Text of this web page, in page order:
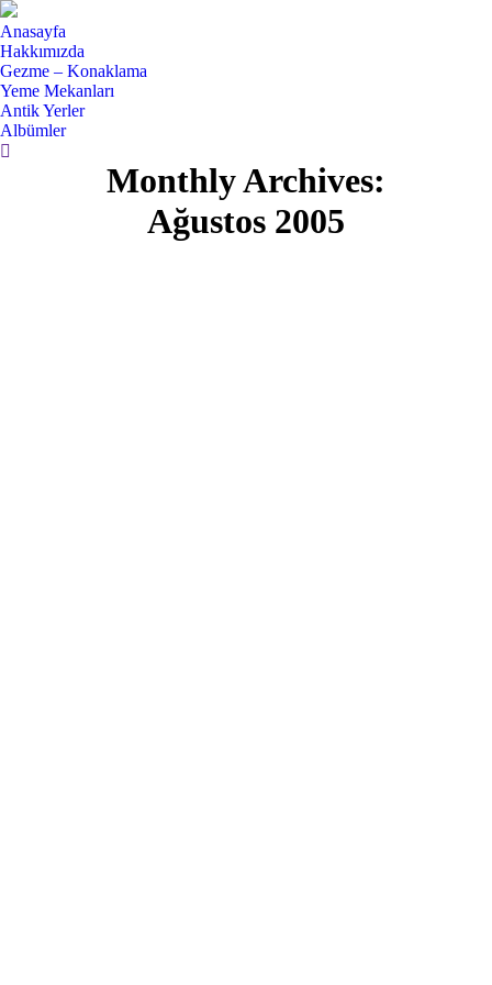
Anasayfa
Hakkımızda
Gezme – Konaklama
Yeme Mekanları
Antik Yerler
Albümler
Search:
Monthly Archives:
Ağustos 2005